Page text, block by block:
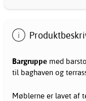
Bargruppe med
til baghaven og
Møblerne er lavet af